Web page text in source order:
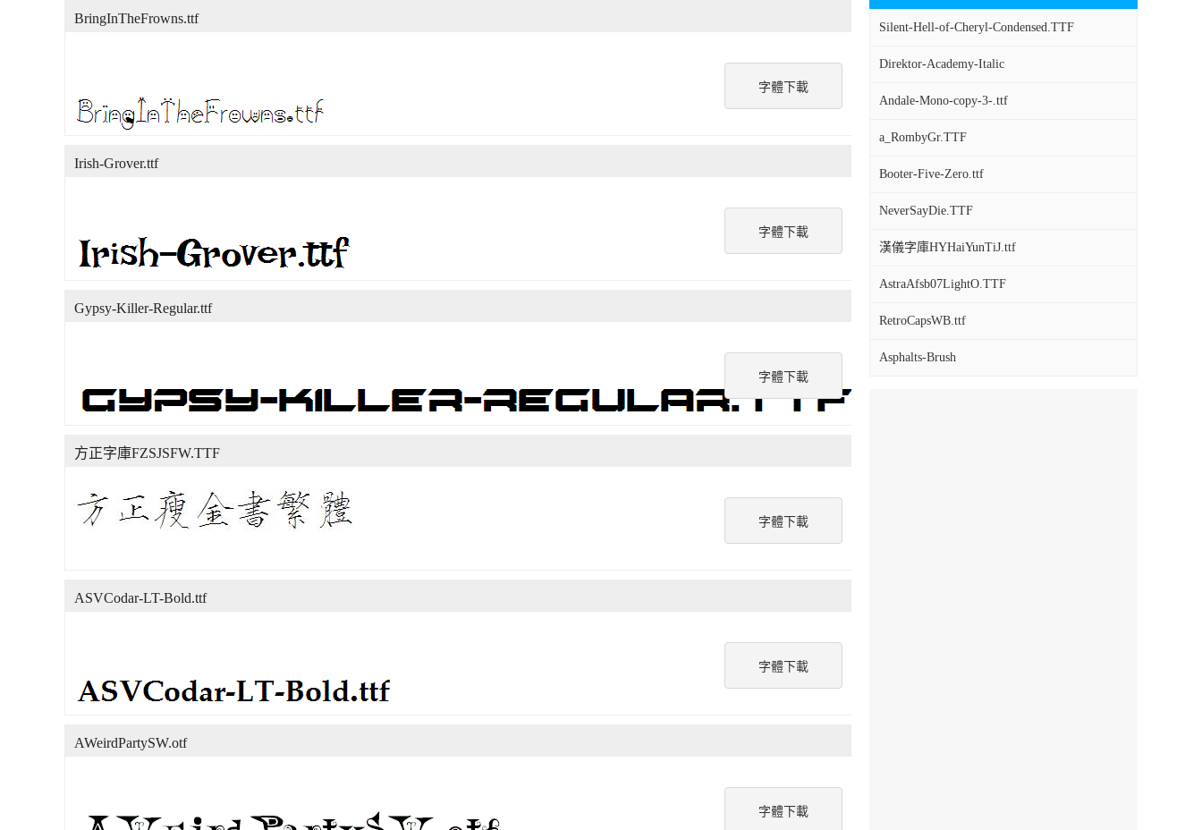
Silent-Hell-of-Cheryl-Condensed.TTF
Direktor-Academy-Italic
Andale-Mono-copy-3-.ttf
a_RombyGr.TTF
Booter-Five-Zero.ttf
NeverSayDie.TTF
漢儀字庫HYHaiYunTiJ.ttf
AstraAfsb07LightO.TTF
RetroCapsWB.ttf
Asphalts-Brush
字體下載
BringInTheFrowns.ttf
字體下載
Irish-Grover.ttf
字體下載
Gypsy-Killer-Regular.ttf
字體下載
方正字庫FZSJSFW.TTF
字體下載
ASVCodar-LT-Bold.ttf
字體下載
AWeirdPartySW.otf